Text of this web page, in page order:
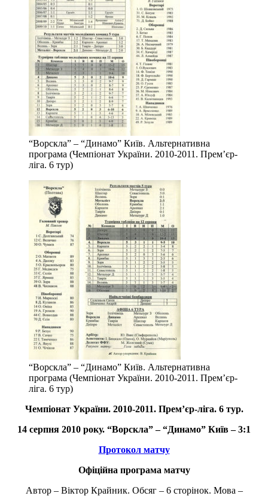
“Ворскла” – “Динамо” Київ. Альтернативна
програма (Чемпіонат України. 2010-2011. Прем’єр-
ліга. 6 тур)
“Ворскла” – “Динамо” Київ. Альтернативна
програма (Чемпіонат України. 2010-2011. Прем’єр-
ліга. 6 тур)
Чемпіонат України. 2010-2011. Прем’єр-ліга. 6 тур.
14 серпня 2010 року. “Ворскла” – “Динамо” Київ – 3:1
Протокол матчу
Офіційна програма матчу
Автор – Віктор Крайник. Обсяг – 6 сторінок. Мова –